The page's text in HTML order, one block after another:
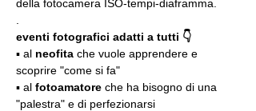
della fotocamera ISO-tempi-diaframma.
eventi fotografici adatti a tutti 👇
▪️ al neofita che vuole apprendere e
scoprire "come si fa"
▪️ al fotoamatore che ha bisogno di una
"palestra" e di perfezionarsi